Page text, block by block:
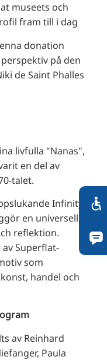
museets och
fram till i dag
donation
på den
de Saint Phalles
livfulla "Nanas",
en del av
talet.
Infinity
en universell
reflektion.
Superflat-
som
handel och
av Reinhard
Paula